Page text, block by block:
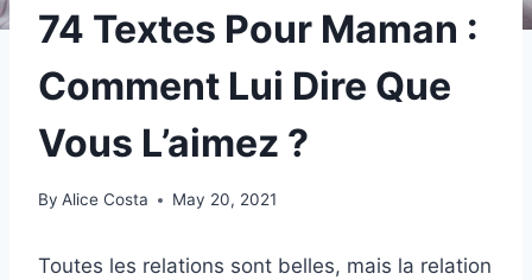
74 Textes Pour Maman :
Comment Lui Dire Que
Vous L’aimez ?
By Alice Costa May 20, 2021
Toutes les relations sont belles, mais la relation